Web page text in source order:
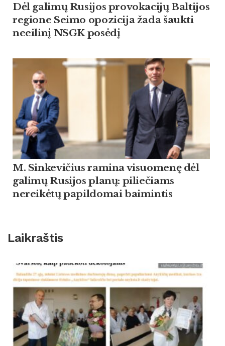
Dėl galimų Rusijos provokacijų Baltijos
regione Seimo opozicija žada šaukti
neeilinį NSGK posėdį
M. Sinkevičius ramina visuomenę dėl
galimų Rusijos planų: piliečiams
nereikėtų papildomai baimintis
Laikraštis